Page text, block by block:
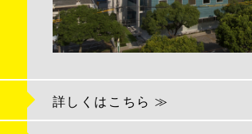
詳しくはこちら ≫